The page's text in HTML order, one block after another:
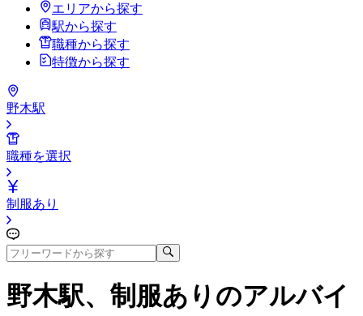
エリアから探す
駅から探す
職種から探す
特徴から探す
野木駅
職種を選択
制服あり
野木駅、制服あり のアルバイ